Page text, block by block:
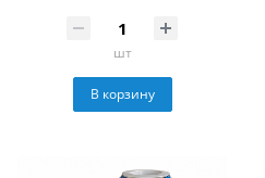
шт
В корзину